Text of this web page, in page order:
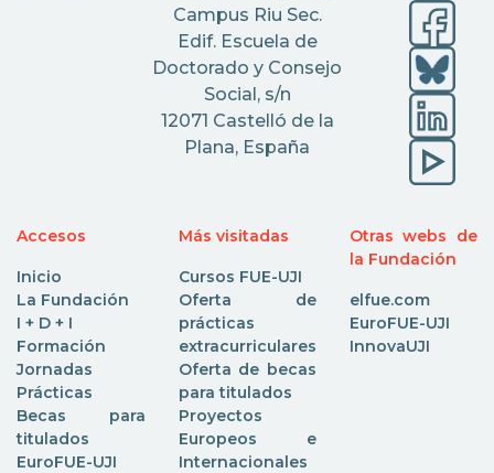
Campus Riu Sec.
Edif. Escuela de
Doctorado y Consejo
Social, s/n
12071 Castelló de la
Plana, España
Accesos
Inicio
La Fundación
I + D + I
Formación
Jornadas
Prácticas
Becas para
titulados
EuroFUE-UJI
Más visitadas
Cursos FUE-UJI
Oferta de
prácticas
extracurriculares
Oferta de becas
para titulados
Proyectos
Europeos e
Internacionales
Otras webs de
la Fundación
elfue.com
EuroFUE-UJI
InnovaUJI